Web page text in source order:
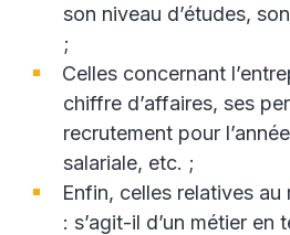
son niveau d’études,
;
Celles concernant
chiffre d’affaires, ses
recrutement pour
salariale, etc. ;
Enfin, celles relatives au
: s’agit-il d’un métier en